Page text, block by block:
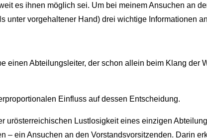
es ihnen möglich sei. Um bei meinem Ansuchen an
vorgehaltener Hand) drei wichtige Informationen
Abteilungsleiter, der schon allein beim Klang der
Einfluss auf dessen Entscheidung.
Lustlosigkeit eines einzigen
ein Ansuchen an den Vorstandsvorsitzenden. Darin